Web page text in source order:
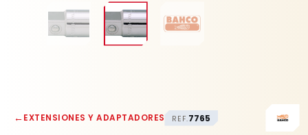
←EXTENSIONES Y ADAPTADORES REF.7765